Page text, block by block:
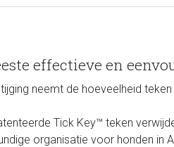
effectieve en
neemt de hoeveelheid
Tick Key™ teken
organisatie voor honden in